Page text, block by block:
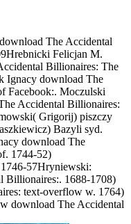
The Accidental
Felicjan M.
Billionaires: The
Ignacy download The
Facebook:. Moczulski
Accidental Billionaires:
Grigorij) piszczy
Bazyli syd.
download The
1744-52)
57Hryniewski:
Billionaires:. 1688-1708)
text-overflow w. 1764)
download The Accidental